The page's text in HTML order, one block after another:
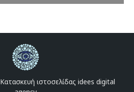
Κατασκευή ιστοσελίδας idees digital